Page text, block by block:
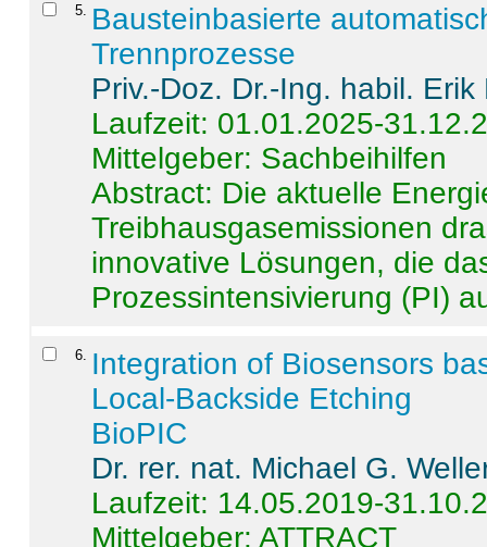
5
Bausteinbasierte
Trennprozesse
Priv.-Doz. Dr.-Ing. habil. Erik
Laufzeit: 01.01.2025-
Mittelgeber: Sachbeihilfen
Abstract: Die aktuelle
Treibhausgasemissionen
innovative Lösungen, die
Prozessintensivierung (PI)
6
Integration of Biosensors
Local-Backside Etching
BioPIC
Dr. rer. nat. Michael G.
Laufzeit: 14.05.2019-
Mittelgeber: ATTRACT